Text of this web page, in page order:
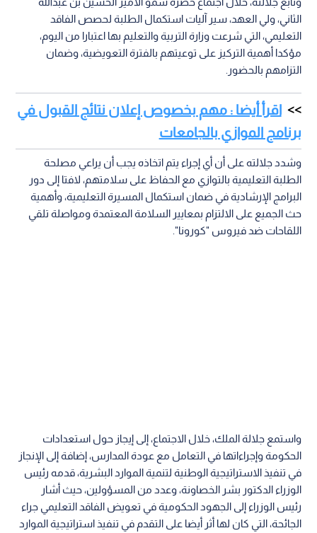
الثاني، ولي العهد، سير آليات استكمال الطلبة لحصص الفاقد
التعليمي، التي شرعت وزارة التربية والتعليم بها اعتبارا من اليوم،
مؤكدا أهمية التركيز على توعيتهم بالفترة التعويضية، وضمان
التزامهم بالحضور.
اقرأ أيضا : مهم بخصوص إعلان نتائج القبول في
برنامج الموازي بالجامعات
وشدد جلالته على أن أي إجراء يتم اتخاذه يجب أن يراعي مصلحة
الطلبة التعليمية بالتوازي مع الحفاظ على سلامتهم، لافتا إلى دور
البرامج الإرشادية في ضمان استكمال المسيرة التعليمية، وأهمية
حث الجميع على الالتزام بمعايير السلامة المعتمدة ومواصلة تلقي
اللقاحات ضد فيروس "كورونا".
واستمع جلالة الملك، خلال الاجتماع، إلى إيجاز حول استعدادات
الحكومة وإجراءاتها في التعامل مع عودة المدارس، إضافة إلى الإنجاز
في تنفيذ الاستراتيجية الوطنية لتنمية الموارد البشرية، قدمه رئيس
الوزراء الدكتور بشر الخصاونة، وعدد من المسؤولين، حيث أشار
رئيس الوزراء إلى الجهود الحكومية في تعويض الفاقد التعليمي جراء
الجائحة، التي كان لها أثر أيضا على التقدم في تنفيذ استراتيجية الموارد